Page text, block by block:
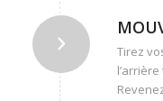
Tirez